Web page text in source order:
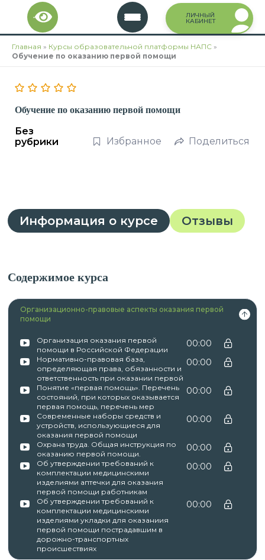
Перейти
содержимому
ЛИЧНЫЙ
КАБИНЕТ
Главная » Курсы образовательной платформы НАПС »
Обучение по оказанию первой помощи
Обучение по оказанию первой помощи
Без
рубрики
Избранное Поделиться
Информация о курсе Отзывы
Содержимое курса
Организационно-правовые аспекты оказания первой
помощи
Организация оказания первой
помощи в Российской Федерации
00:00
Нормативно-правовая база,
определяющая права, обязанности и
ответственность при оказании первой
00:00
Понятие «первая помощь». Перечень
состояний, при которых оказывается
первая помощь, перечень мер
00:00
Современные наборы средств и
устройств, использующиеся для
оказания первой помощи
00:00
Охрана труда. Общая инструкция по
оказанию первой помощи.
00:00
Об утверждении требований к
комплектации медицинскими
изделиями аптечки для оказания
первой помощи работникам
00:00
Об утверждении требований к
комплектации медицинскими
изделиями укладки для оказаниия
первой помощи пострадавшим в
дорожно-транспортных
происшествиях
00:00